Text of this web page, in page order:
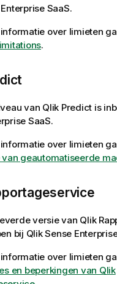
SaaS.
over limieten
.
van Qlik Predict is
SaaS.
over limieten
geautomatiseerde
versie van Qlik
bij Qlik Sense
over limieten
en beperkingen van Qlik